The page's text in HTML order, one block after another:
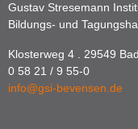
Gustav Stresemann
Bildungs- und
Klosterweg 4 . 29549
0 58 21 / 9 55-0
info@gsi-bevensen.de